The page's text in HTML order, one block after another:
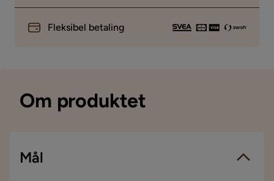
Fleksibel betaling
Om produktet
Mål